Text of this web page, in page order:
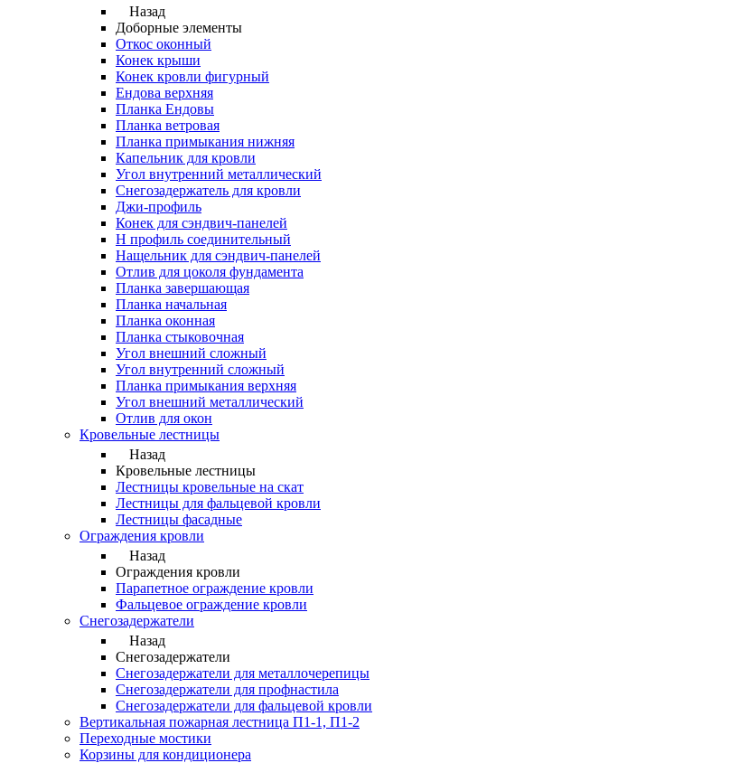
Назад
Доборные элементы
Откос оконный
Конек крыши
Конек кровли фигурный
Ендова верхняя
Планка Ендовы
Планка ветровая
Планка примыкания нижняя
Капельник для кровли
Угол внутренний металлический
Снегозадержатель для кровли
Джи-профиль
Конек для сэндвич-панелей
Н профиль соединительный
Нащельник для сэндвич-панелей
Отлив для цоколя фундамента
Планка завершающая
Планка начальная
Планка оконная
Планка стыковочная
Угол внешний сложный
Угол внутренний сложный
Планка примыкания верхняя
Угол внешний металлический
Отлив для окон
Кровельные лестницы
Назад
Кровельные лестницы
Лестницы кровельные на скат
Лестницы для фальцевой кровли
Лестницы фасадные
Ограждения кровли
Назад
Ограждения кровли
Парапетное ограждение кровли
Фальцевое ограждение кровли
Снегозадержатели
Назад
Снегозадержатели
Снегозадержатели для металлочерепицы
Снегозадержатели для профнастила
Снегозадержатели для фальцевой кровли
Вертикальная пожарная лестница П1-1, П1-2
Переходные мостики
Корзины для кондиционера